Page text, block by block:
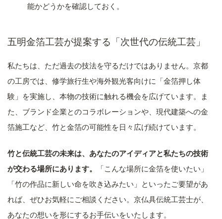
能かどうかを確認しておく。
五明金箔工芸が提案する「次世代の伝統工芸」
私たちは、ただ過去の技法を守るだけではありません。京都
の工房では、修学旅行生や海外観光客向けに「金箔押し体
験」を実施し、本物の技術に触れる機会を広げています。ま
た、ブランド企業とのコラボレーションや、現代建築への金
箔施工など、竹と金箔の可能性を日々広げ続けています。
竹と伝統工芸の未来は、あなたのアイディアと私たちの技術
が交わる場所にあります。
「こんな場所に金箔を使いたい」
「竹の作品に新しい命を吹き込みたい」といったご要望があ
れば、ぜひお気軽にご相談ください。京仏具伝統工芸士が、
あなたの想いを形にするお手伝いをいたします。